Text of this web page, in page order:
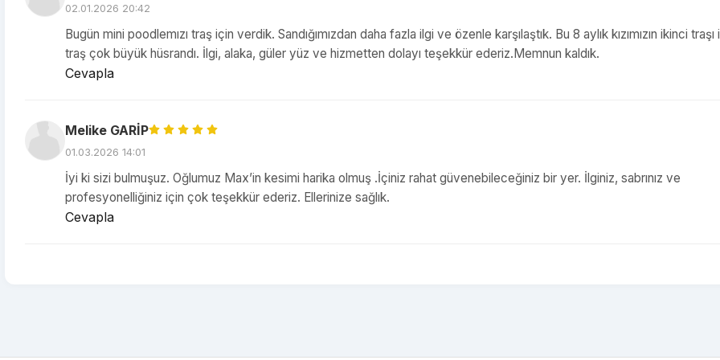
02.01.2026 20:42
Bugün mini poodlemızı traş için verdik. Sandığımızdan daha fazla ilgi ve özenle karşılaştık. Bu 8 aylık kızımızın ikinci traşı
traş çok büyük hüsrandı. İlgi, alaka, güler yüz ve hizmetten dolayı teşekkür ederiz.Memnun kaldık.
Cevapla
Melike GARİP
01.03.2026 14:01
İyi ki sizi bulmuşuz. Oğlumuz Max’in kesimi harika olmuş .İçiniz rahat güvenebileceğiniz bir yer. İlginiz, sabrınız ve
profesyonelliğiniz için çok teşekkür ederiz. Ellerinize sağlık.
Cevapla